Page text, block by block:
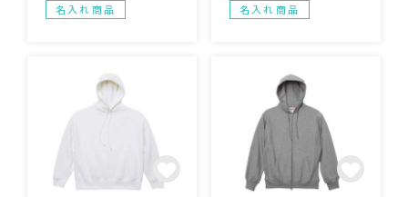
がります。豊富な24色展
開。
名入れ商品
多くのシーンで活用できま
す。豊富な24色展開。
名入れ商品